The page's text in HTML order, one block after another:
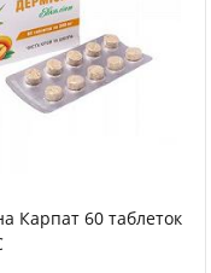
Карпат 60 таблеток